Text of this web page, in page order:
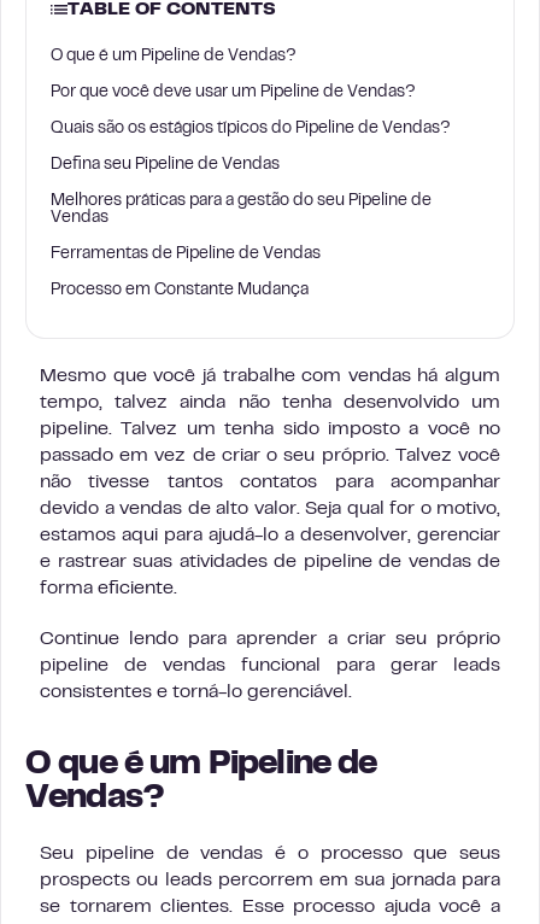
TABLE OF CONTENTS
O que é um Pipeline de Vendas?
Por que você deve usar um Pipeline de Vendas?
Quais são os estágios típicos do Pipeline de Vendas?
Defina seu Pipeline de Vendas
Melhores práticas para a gestão do seu Pipeline de
Vendas
Ferramentas de Pipeline de Vendas
Processo em Constante Mudança
Mesmo que você já trabalhe com vendas há algum
tempo, talvez ainda não tenha desenvolvido um
pipeline. Talvez um tenha sido imposto a você no
passado em vez de criar o seu próprio. Talvez você
não tivesse tantos contatos para acompanhar
devido a vendas de alto valor. Seja qual for o motivo,
estamos aqui para ajudá-lo a desenvolver, gerenciar
e rastrear suas atividades de pipeline de vendas de
forma eficiente.
Continue lendo para aprender a criar seu próprio
pipeline de vendas funcional para gerar leads
consistentes e torná-lo gerenciável.
O que é um Pipeline de
Vendas?
Seu pipeline de vendas é o processo que seus
prospects ou leads percorrem em sua jornada para
se tornarem clientes. Esse processo ajuda você a